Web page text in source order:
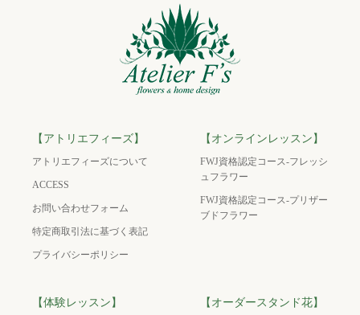
【アトリエフィーズ】
アトリエフィーズについて
ACCESS
お問い合わせフォーム
特定商取引法に基づく表記
プライバシーポリシー
【オンラインレッスン】
FWJ資格認定コース-フレッシ
ュフラワー
FWJ資格認定コース-プリザー
ブドフラワー
【体験レッスン】 【オーダースタンド花】